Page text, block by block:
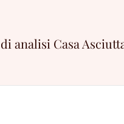
analisi Casa